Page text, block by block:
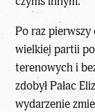
Po raz pierwszy
wielkiej partii
terenowych i
zdobył Pałac
wydarzenie